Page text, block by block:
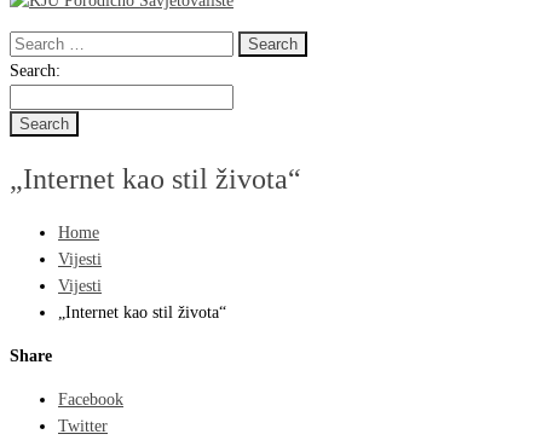
Search
for:
Search
Search:
„Internet kao stil života“
Home
Vijesti
Vijesti
„Internet kao stil života“
Share
Facebook
Twitter